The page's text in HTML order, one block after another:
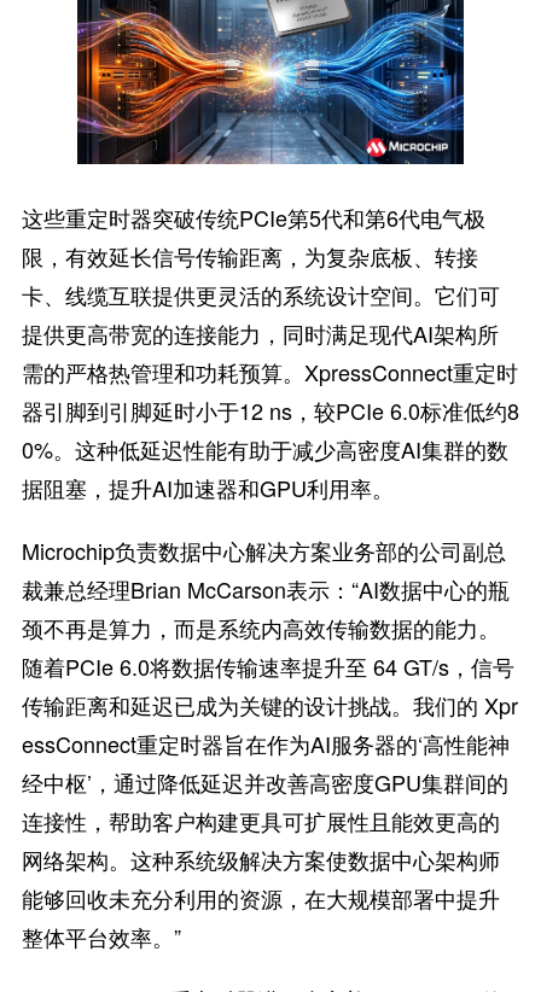
这些重定时器突破传统PCIe第5代和第6代电气极
限，有效延长信号传输距离，为复杂底板、转接
卡、线缆互联提供更灵活的系统设计空间。它们可
提供更高带宽的连接能力，同时满足现代AI架构所
需的严格热管理和功耗预算。XpressConnect重定时
器引脚到引脚延时小于12 ns，较PCIe 6.0标准低约8
0%。这种低延迟性能有助于减少高密度AI集群的数
据阻塞，提升AI加速器和GPU利用率。
Microchip负责数据中心解决方案业务部的公司副总
裁兼总经理Brian McCarson表示：“AI数据中心的瓶
颈不再是算力，而是系统内高效传输数据的能力。
随着PCIe 6.0将数据传输速率提升至 64 GT/s，信号
传输距离和延迟已成为关键的设计挑战。我们的 Xpr
essConnect重定时器旨在作为AI服务器的‘高性能神
经中枢’，通过降低延迟并改善高密度GPU集群间的
连接性，帮助客户构建更具可扩展性且能效更高的
网络架构。这种系统级解决方案使数据中心架构师
能够回收未充分利用的资源，在大规模部署中提升
整体平台效率。”